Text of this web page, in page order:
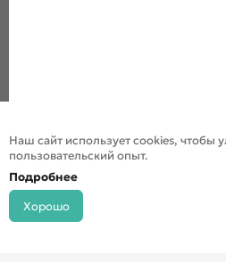
Наш сайт использует cookies, чтобы
пользовательский опыт.
Подробнее
Хорошо